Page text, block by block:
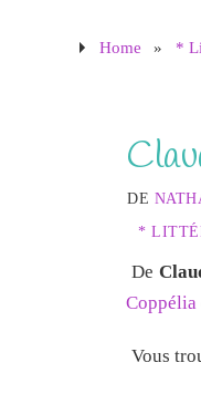
Home » *
DE
*
De
Coppélia
Vous